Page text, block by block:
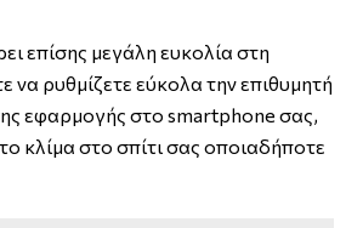
επίσης μεγάλη ευκολία στη
να ρυθμίζετε εύκολα την επιθυμητή
εφαρμογής στο smartphone σας,
κλίμα στο σπίτι σας οποιαδήποτε